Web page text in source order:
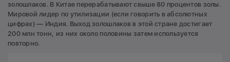
золошлаков. В Китае перерабатывают свыше 80 процентов золы.
Мировой лидер по утилизации (если говорить в абсолютных
цифрах) — Индия. Выход золошлаков в этой стране достигает
200 млн тонн, из них около половины затем используется
повторно.